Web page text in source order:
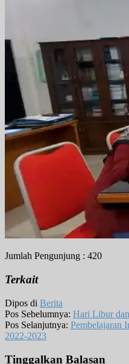
Jumlah Pengunjung : 420
Terkait
Dipos di Berita
Pos Sebelumnya: Hari Libur
Pos Selanjutnya: Pembelajaran
2022-2023
Tinggalkan Balasan